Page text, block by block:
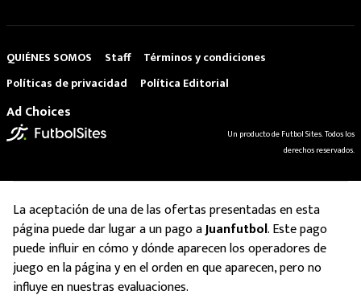
QUIÉNES SOMOS Staff
Términos y condiciones
Políticas de privacidad
Política Editorial
Ad Choices
Un producto de Futbol Sites. Todos los
derechos reservados.
La aceptación de una de las ofertas presentadas en esta
página puede dar lugar a un pago aJuanfutbol. Este pago
puede influir en cómo y dónde aparecen los operadores de
juego en la página y en el orden en que aparecen, pero no
influye en nuestras evaluaciones.